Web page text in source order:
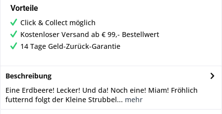
Vorteile
Click & Collect möglich
Kostenloser Versand ab € 99,- Bestellwert
14 Tage Geld-Zurück-Garantie
Beschreibung
Eine Erdbeere! Lecker! Und da! Noch eine! Miam! Fröhlich
futternd folgt der Kleine Strubbel... mehr